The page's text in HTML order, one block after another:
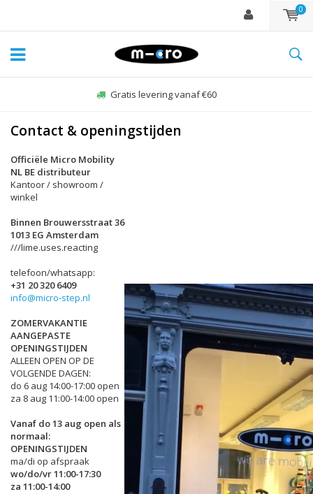
0
Gratis levering vanaf €60
Contact & openingstijden
Officiële Micro Mobility
NL BE distributeur
Kantoor / showroom /
winkel
Binnen Brouwersstraat 36
1013 EG Amsterdam
///lime.uses.reacting
telefoon/whatsapp:
+31 20 320 6409
info@micro-step.nl
ZOMERVAKANTIE
AANGEPASTE
OPENINGSTIJDEN
ALLEEN OPEN OP DE
VOLGENDE DAGEN:
do 6 aug 14:00-17:00 open
za 8 aug 11:00-14:00 open
Vanaf do 13 aug open als
normaal:
OPENINGSTIJDEN
ma/di op afspraak
wo/do/vr 11:00-17:30
za 11:00-14:00